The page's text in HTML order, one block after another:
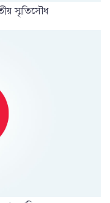
স্মৃতিসৌধ